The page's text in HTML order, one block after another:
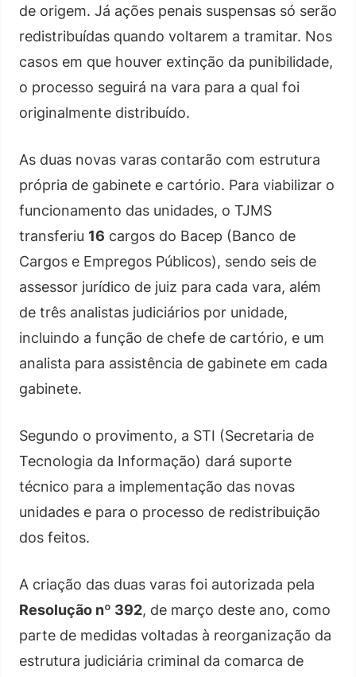
de origem. Já ações penais suspensas só serão
redistribuídas quando voltarem a tramitar. Nos
casos em que houver extinção da punibilidade,
o processo seguirá na vara para a qual foi
originalmente distribuído.
As duas novas varas contarão com estrutura
própria de gabinete e cartório. Para viabilizar o
funcionamento das unidades, o TJMS
transferiu 16 cargos do Bacep (Banco de
Cargos e Empregos Públicos), sendo seis de
assessor jurídico de juiz para cada vara, além
de três analistas judiciários por unidade,
incluindo a função de chefe de cartório, e um
analista para assistência de gabinete em cada
gabinete.
Segundo o provimento, a STI (Secretaria de
Tecnologia da Informação) dará suporte
técnico para a implementação das novas
unidades e para o processo de redistribuição
dos feitos.
A criação das duas varas foi autorizada pela
Resolução nº 392, de março deste ano, como
parte de medidas voltadas à reorganização da
estrutura judiciária criminal da comarca de